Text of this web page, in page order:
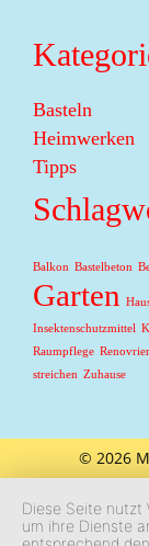
Basteln
Heimwerken
Tipps
Balkon Bastelbeton
Garten
Insektenschutzmittel
Raumpflege
streichen Zuhause
© 2026
Diese Seite nutzt
um ihre Dienste